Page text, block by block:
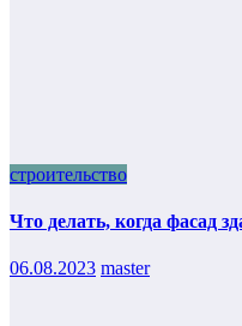
строительство
Что делать, когда фасад
06.08.2023 master